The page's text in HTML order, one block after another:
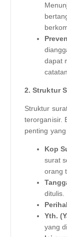
dapat
2. Struktur
Struktur
terorganisir.
penting
Kop
surat
orang
ditulis.
Yth.
yang